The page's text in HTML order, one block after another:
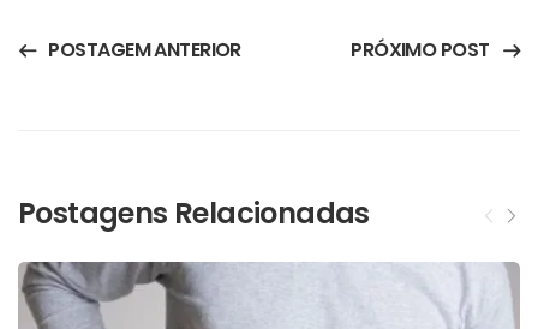
POSTAGEM ANTERIOR PRÓXIMO POST
Postagens Relacionadas